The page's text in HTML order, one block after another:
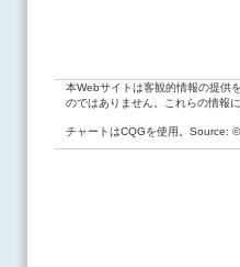
本Webサイトは客観的情報の提供
のではありません。これらの情報
チャートはCQGを使用。